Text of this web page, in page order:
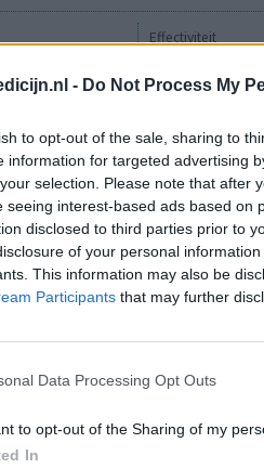
- Do Not Process My
to opt-out of the sale, sharing to
information for targeted advertising
selection. Please note that after
seeing interest-based ads based on
disclosed to third parties prior to
of your personal
This information may also be
Participants that may further
Data Processing Opt Outs
to opt-out of the Sharing of my
In
Effectiviteit
Effectiviteit
Hoeveelheid
heeft u
zich nu ?